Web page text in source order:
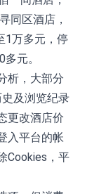
同区酒店，
1万多元，停
元。
析，大部分
及浏览纪录
更改酒店价
入平台的帐
Cookies，平